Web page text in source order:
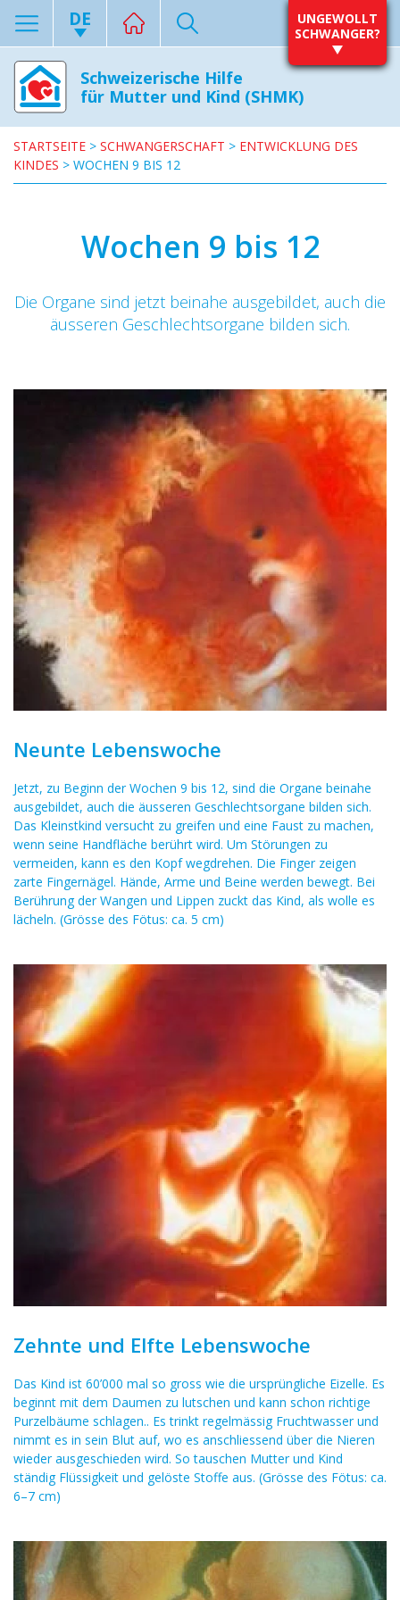
DE
UNGEWOLLT
SCHWANGER?
Schweizerische Hilfe
für Mutter und Kind (SHMK)
STARTSEITE > SCHWANGERSCHAFT > ENTWICKLUNG DES
KINDES > WOCHEN 9 BIS 12
Wochen 9 bis 12
Die Organe sind jetzt beinahe ausgebildet, auch die
äusseren Geschlechtsorgane bilden sich.
Neunte Lebenswoche
Jetzt, zu Beginn der Wochen 9 bis 12, sind die Organe beinahe
ausgebildet, auch die äusseren Geschlechtsorgane bilden sich.
Das Kleinstkind versucht zu greifen und eine Faust zu machen,
wenn seine Handfläche berührt wird. Um Störungen zu
vermeiden, kann es den Kopf wegdrehen. Die Finger zeigen
zarte Fingernägel. Hände, Arme und Beine werden bewegt. Bei
Berührung der Wangen und Lippen zuckt das Kind, als wolle es
lächeln. (Grösse des Fötus: ca. 5 cm)
Zehnte und Elfte Lebenswoche
Das Kind ist 60’000 mal so gross wie die ursprüngliche Eizelle. Es
beginnt mit dem Daumen zu lutschen und kann schon richtige
Purzelbäume schlagen.. Es trinkt regelmässig Fruchtwasser und
nimmt es in sein Blut auf, wo es anschliessend über die Nieren
wieder ausgeschieden wird. So tauschen Mutter und Kind
ständig Flüssigkeit und gelöste Stoffe aus. (Grösse des Fötus: ca.
6–7 cm)